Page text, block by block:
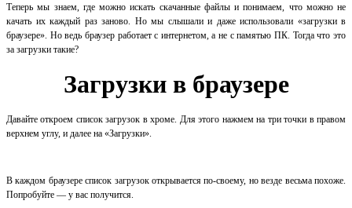
Теперь мы знаем, где можно искать скачанные файлы и понимаем, что можно не
качать их каждый раз заново. Но мы слышали и даже использовали «загрузки в
браузере». Но ведь браузер работает с интернетом, а не с памятью ПК. Тогда что это
за загрузки такие?
Загрузки в браузере
Давайте откроем список загрузок в хроме. Для этого нажмем на три точки в правом
верхнем углу, и далее на «Загрузки».
В каждом браузере список загрузок открывается по-своему, но везде весьма похоже.
Попробуйте — у вас получится.